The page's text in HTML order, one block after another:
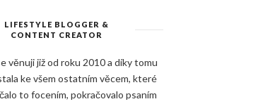
LIFESTYLE BLOGGER &
CONTENT CREATOR
věnuji již od roku 2010 a díky tomu
ke všem ostatním věcem, které
to focením, pokračovalo psaním